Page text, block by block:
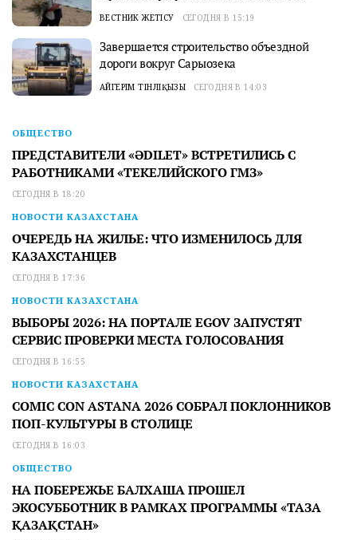
ВЕСТНИК ЖЕТІСУ СЕГОДНЯ В 15:19
Завершается строительство объездной
дороги вокруг Сарыозека
АЙГЕРІМ ТІНӘЛІҚЫЗЫ СЕГОДНЯ В 14:03
ОБЩЕСТВО
ПРЕДСТАВИТЕЛИ «ӘDILET» ВСТРЕТИЛИСЬ С
РАБОТНИКАМИ «ТЕКЕЛИЙСКОГО ГМЗ»
СЕГОДНЯ В 18:20
НОВОСТИ КАЗАХСТАНА
ОЧЕРЕДЬ НА ЖИЛЬЕ: ЧТО ИЗМЕНИЛОСЬ ДЛЯ
КАЗАХСТАНЦЕВ
СЕГОДНЯ В 17:36
НОВОСТИ КАЗАХСТАНА
ВЫБОРЫ 2026: НА ПОРТАЛЕ EGOV ЗАПУСТЯТ
СЕРВИС ПРОВЕРКИ МЕСТА ГОЛОСОВАНИЯ
СЕГОДНЯ В 16:55
НОВОСТИ КАЗАХСТАНА
COMIC CON ASTANA 2026 СОБРАЛ ПОКЛОННИКОВ
ПОП-КУЛЬТУРЫ В СТОЛИЦЕ
СЕГОДНЯ В 16:03
ОБЩЕСТВО
НА ПОБЕРЕЖЬЕ БАЛХАША ПРОШЕЛ
ЭКОСУББОТНИК В РАМКАХ ПРОГРАММЫ «ТАЗА
ҚАЗАҚСТАН»